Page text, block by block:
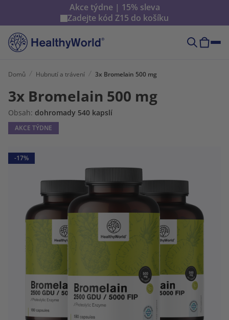
Akce týdne | 15% sleva
Zadejte kód Z15 do košíku
Domů Hubnutí a trávení 3x Bromelain 500 mg
3x Bromelain 500 mg
Obsah: dohromady 540 kapslí
AKCE TÝDNE
-17%